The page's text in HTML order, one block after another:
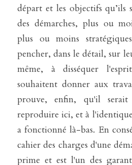
départ et les objectifs qu’ils
des démarches, plus ou
plus ou moins
pencher, dans le détail, sur
même, à disséquer
souhaitent donner aux
prouve, enfin, qu'il
reproduire ici, et à
a fonctionné là-bas. En
cahier des charges d'une